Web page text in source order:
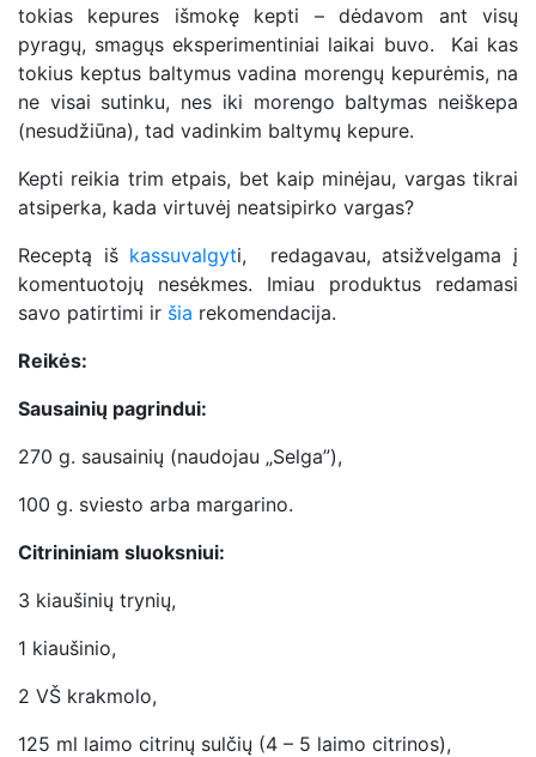
tokias kepures išmokę kepti – dėdavom ant visų
pyragų, smagųs eksperimentiniai laikai buvo. Kai kas
tokius keptus baltymus vadina morengų kepurėmis, na
ne visai sutinku, nes iki morengo baltymas neiškepa
(nesudžiūna), tad vadinkim baltymų kepure.
Kepti reikia trim etpais, bet kaip minėjau, vargas tikrai
atsiperka, kada virtuvėj neatsipirko vargas?
Receptą iš kassuvalgyti, redagavau, atsižvelgama į
komentuotojų nesėkmes. Imiau produktus redamasi
savo patirtimi ir šia rekomendacija.
Reikės:
Sausainių pagrindui:
270 g. sausainių (naudojau „Selga”),
100 g. sviesto arba margarino.
Citrininiam sluoksniui:
3 kiaušinių trynių,
1 kiaušinio,
2 VŠ krakmolo,
125 ml laimo citrinų sulčių (4 – 5 laimo citrinos),